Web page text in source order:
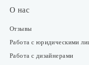
О нас
Отзывы
Работа с юридическими
Работа с дизайнерами